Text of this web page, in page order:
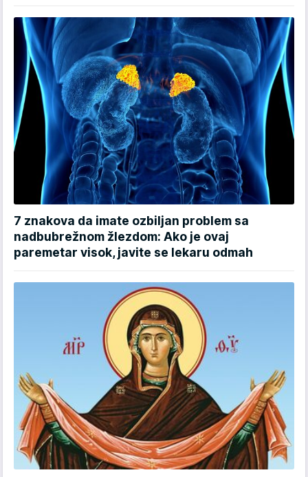
7 znakova da imate ozbiljan problem sa
nadbubrežnom žlezdom: Ako je ovaj
paremetar visok, javite se lekaru odmah